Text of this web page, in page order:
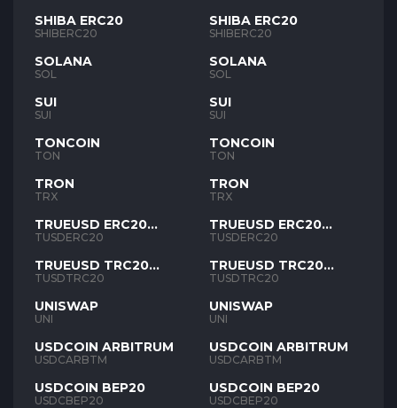
SHIBA ERC20
SHIBERC20
SOLANA
SOL
SUI
SUI
TONCOIN
TON
TRON
TRX
TRUEUSD ERC20
TUSD
TUSDERC20
TRUEUSD TRC20
TUSD
TUSDTRC20
UNISWAP
UNI
USDCOIN ARBITRUM
USDCARBTM
USDCOIN BEP20
USDCBEP20
SHIBA ERC20
SHIBERC20
SOLANA
SOL
SUI
SUI
TONCOIN
TON
TRON
TRX
TRUEUSD ERC20
TUSD
TUSDERC20
TRUEUSD TRC20
TUSD
TUSDTRC20
UNISWAP
UNI
USDCOIN ARBITRUM
USDCARBTM
USDCOIN BEP20
USDCBEP20